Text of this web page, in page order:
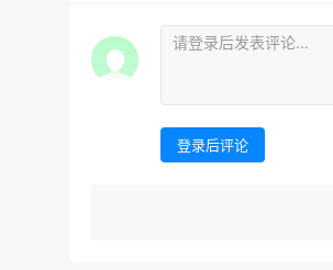
登录后评论